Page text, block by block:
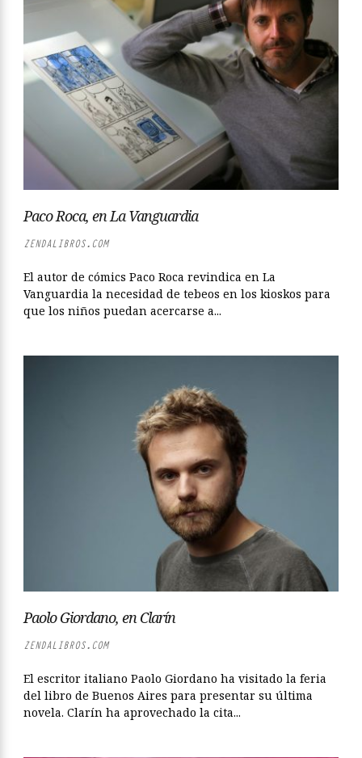
Paco Roca, en La Vanguardia
ZENDALIBROS.COM
El autor de cómics Paco Roca revindica en La
Vanguardia la necesidad de tebeos en los kioskos para
que los niños puedan acercarse a...
Paolo Giordano, en Clarín
ZENDALIBROS.COM
El escritor italiano Paolo Giordano ha visitado la feria
del libro de Buenos Aires para presentar su última
novela. Clarín ha aprovechado la cita...